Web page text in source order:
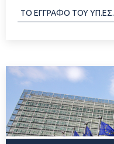
ΤΟ ΕΓΓΡΑΦΟ ΤΟΥ ΥΠ.ΕΣ.